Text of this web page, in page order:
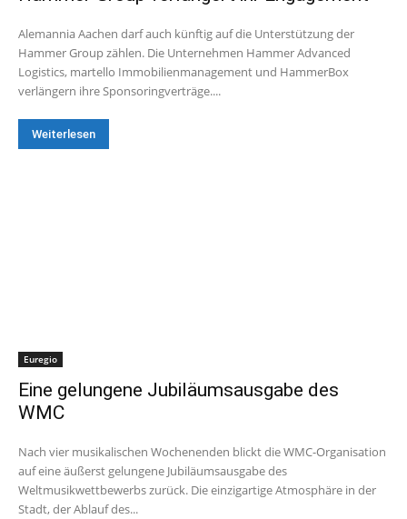
Alemannia Aachen darf auch künftig auf die Unterstützung der
Hammer Group zählen. Die Unternehmen Hammer Advanced
Logistics, martello Immobilienmanagement und HammerBox
verlängern ihre Sponsoringverträge....
Weiterlesen
Euregio
Eine gelungene Jubiläumsausgabe des
WMC
Nach vier musikalischen Wochenenden blickt die WMC-Organisation
auf eine äußerst gelungene Jubiläumsausgabe des
Weltmusikwettbewerbs zurück. Die einzigartige Atmosphäre in der
Stadt, der Ablauf des...